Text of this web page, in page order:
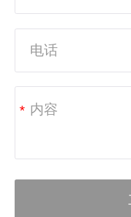
*